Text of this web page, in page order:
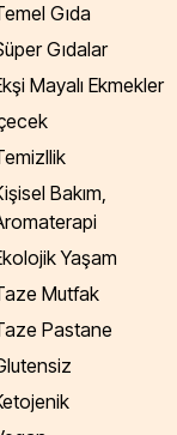
Gıda
Gıdalar
Mayalı Ekmekler
Bakım,
Yaşam
Mutfak
Pastane